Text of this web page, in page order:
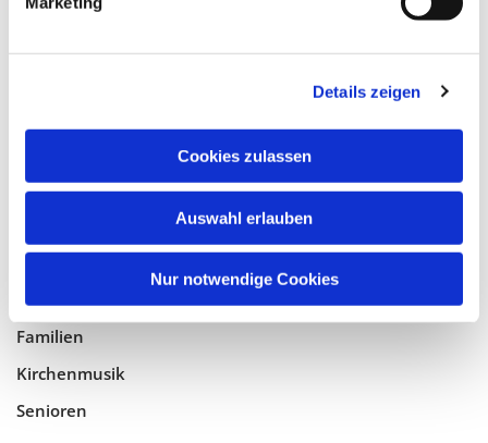
Details zeigen
Cookies zulassen
Auswahl erlauben
Nur notwendige Cookies
Glaube
Bistumswallfahrt
Taufe, Kommunion & Trauung
Pfarreileben
Jugend
Familien
Kirchenmusik
Senioren